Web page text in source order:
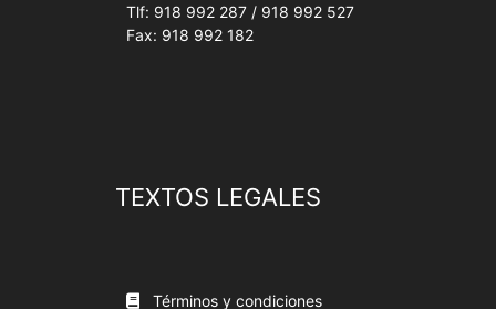
Tlf: 918 992 287 / 918 992 527
Fax: 918 992 182
TEXTOS LEGALES
Términos y condiciones